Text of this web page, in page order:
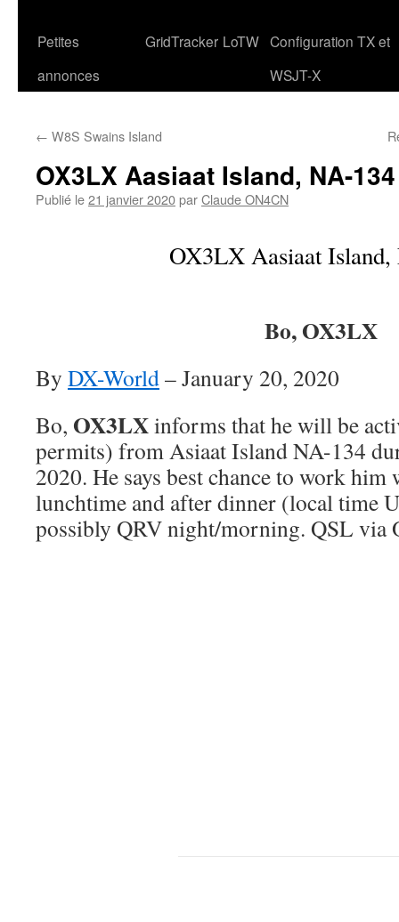
Petites
annonces
GridTracker LoTW Configuration TX et
WSJT-X
← W8S Swains Island
OX3LX Aasiaat Island, NA-134
Publié le21 janvier 2020parClaude ON4CN
OX3LX Aasiaat Island,
Bo, OX3LX
By DX-World–January 20, 2020
Bo, OX3LXinforms that he will be
permits) from Asiaat Island NA-134
2020. He says best chance to work
lunchtime and after dinner (local time
possibly QRV night/morning. QSL via